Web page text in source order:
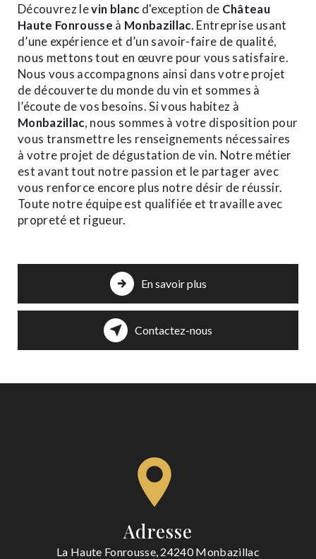
Découvrez levin blanc d'exception de Château
Haute Fonrousse à Monbazillac. Entreprise usant
d’une expérience et d’un savoir-faire de qualité,
nous mettons tout en œuvre pour vous satisfaire.
Nous vous accompagnons ainsi dans votre projet
de découverte du monde du vin et sommes à
l’écoute de vos besoins. Si vous habitez à
Monbazillac, nous sommes à votre disposition pour
vous transmettre les renseignements nécessaires
à votre projet de dégustation de vin. Notre métier
est avant tout notre passion et le partager avec
vous renforce encore plus notre désir de réussir.
Toute notre équipe est qualifiée et travaille avec
propreté et rigueur.
En savoir plus
Contactez-nous
Adresse
La Haute Fonrousse, 24240 Monbazillac